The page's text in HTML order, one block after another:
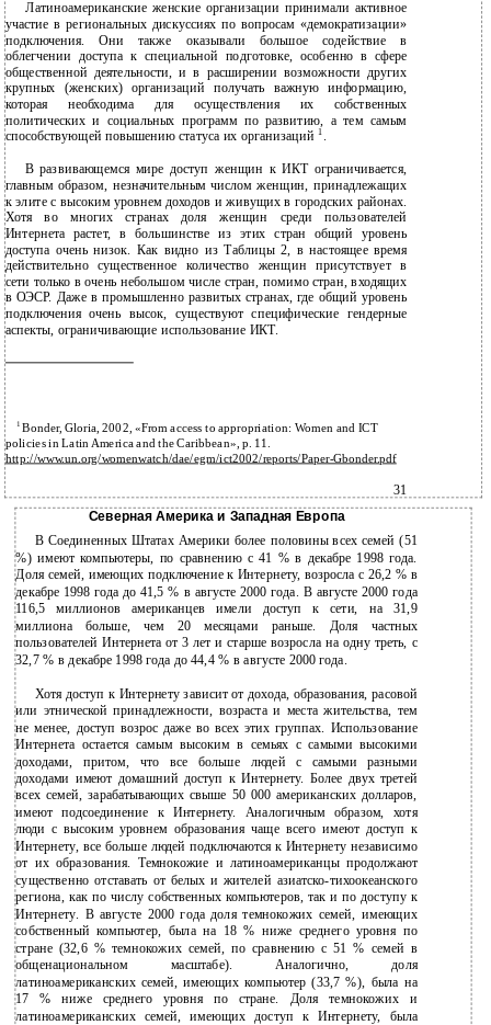
Латиноамериканские женские организации принимали активное
участие в региональных дискуссиях по вопросам «демократизации»
подключения. Они также оказывали большое содействие в
облегчении доступа к специальной подготовке, особенно в сфере
общественной деятельности, и в расширении возможности других
крупных (женских) организаций получать важную информацию,
которая необходима для осуществления их собственных
политических и социальных программ по развитию, а тем самым
способствующей повышению статуса их организаций1 .
В развивающемся мире доступ женщин к ИКТ ограничивается,
главным образом, незначительным числом женщин, принадлежащих
к элите с высоким уровнем доходов и живущих в городских районах.
Хотя во многих странах доля женщин среди пользователей
Интернета растет, в большинстве из этих стран общий уровень
доступа очень низок. Как видно из Таблицы 2, в настоящее время
действительно существенное количество женщин присутствует в
сети только в очень небольшом числе стран, помимо стран, входящих
в ОЭСР. Даже в промышленно развитых странах, где общий уровень
подключения очень высок, существуют специфические гендерные
аспекты, ограничивающие использование ИКТ.
1Bonder, Gloria, 2002, «From access to appropriation: Women and ICT
policies in Latin America and the Caribbean», p. 11.
http://www.un.org/womenwatch/dae/egm/ict2002/reports/Paper-Gbonder.pdf
31
Северная Америка и Западная Европа
В Соединенных Штатах Америки более половины всех семей (51
%) имеют компьютеры, по сравнению с 41 % в декабре 1998 года.
Доля семей, имеющих подключение к Интернету, возросла с 26,2 % в
декабре 1998 года до 41,5 % в августе 2000 года. В августе 2000 года
116,5 миллионов американцев имели доступ к сети, на 31,9
миллиона больше, чем 20 месяцами раньше. Доля частных
пользователей Интернета от 3 лет и старше возросла на одну треть, с
32,7 % в декабре 1998 года до 44,4 % в августе 2000 года.
Хотя доступ к Интернету зависит от дохода, образования, расовой
или этнической принадлежности, возраста и места жительства, тем
не менее, доступ возрос даже во всех этих группах. Использование
Интернета остается самым высоким в семьях с самыми высокими
доходами, притом, что все больше людей с самыми разными
доходами имеют домашний доступ к Интернету. Более двух третей
всех семей, зарабатывающих свыше 50 000 американских долларов,
имеют подсоединение к Интернету. Аналогичным образом, хотя
люди с высоким уровнем образования чаще всего имеют доступ к
Интернету, все больше людей подключаются к Интернету независимо
от их образования. Темнокожие и латиноамериканцы продолжают
существенно отставать от белых и жителей азиатско-тихоокеанского
региона, как по числу собственных компьютеров, так и по доступу к
Интернету. В августе 2000 года доля темнокожих семей, имеющих
собственный компьютер, была на 18 % ниже среднего уровня по
стране (32,6 % темнокожих семей, по сравнению с 51 % семей в
общенациональном масштабе). Аналогично, доля
латиноамериканских семей, имеющих компьютер (33,7 %), была на
17 % ниже среднего уровня по стране. Доля темнокожих и
латиноамериканских семей, имеющих доступ к Интернету, была